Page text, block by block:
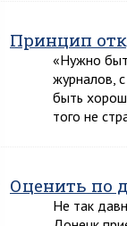
Принцип
«Нужно
журналов,
быть
того не
Оценить по
Не так